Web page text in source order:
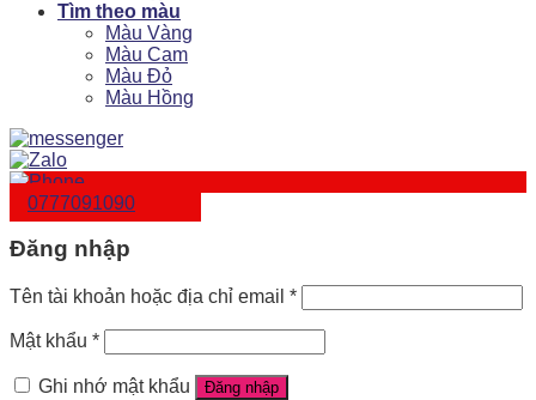
Tìm theo màu
Màu Vàng
Màu Cam
Màu Đỏ
Màu Hồng
0777091090
Đăng nhập
Tên tài khoản hoặc địa chỉ email *
Mật khẩu *
Ghi nhớ mật khẩu Đăng nhập